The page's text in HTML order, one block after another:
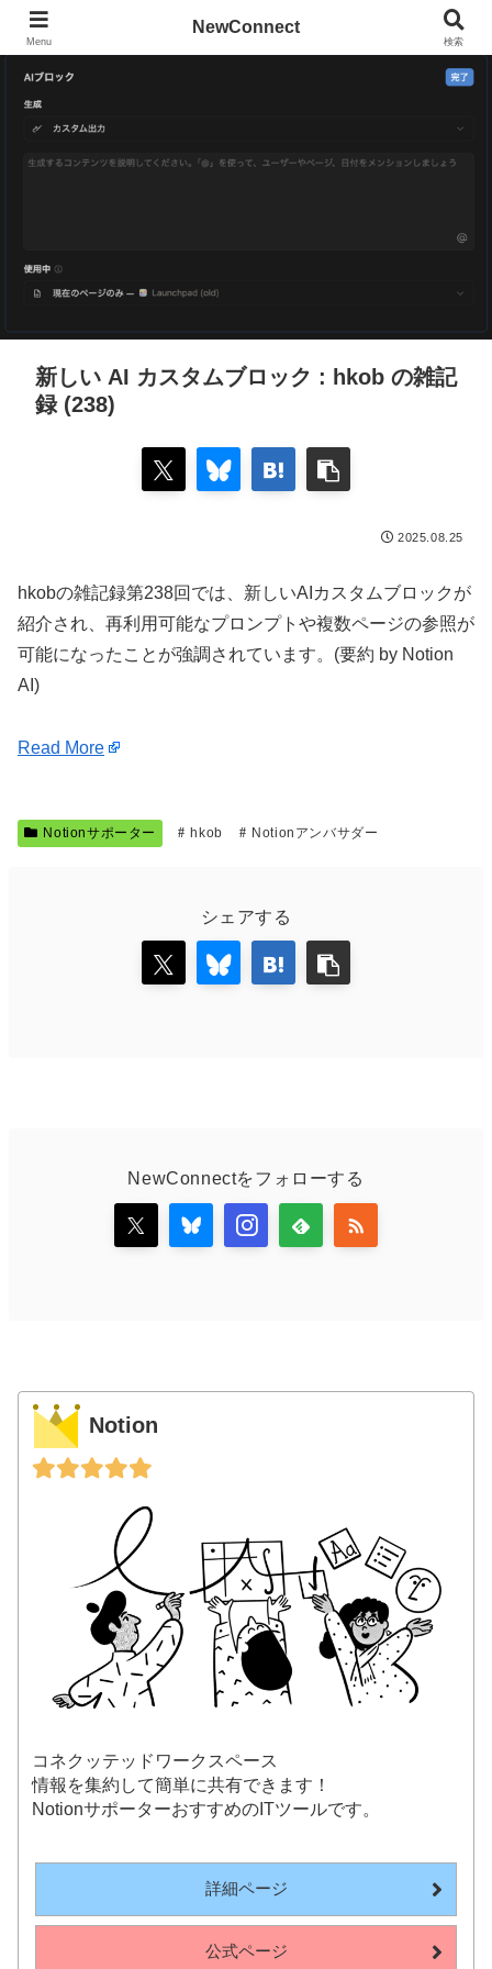
新しい AI カスタムブロック : hkob の雑記
録 (238)
2025.08.25
hkobの雑記録第238回では、新しいAIカスタムブロックが
紹介され、再利用可能なプロンプトや複数ページの参照が
可能になったことが強調されています。(要約 by Notion
AI)
Read More
Notionサポーター hkob Notionアンバサダー
シェアする
NewConnectをフォローする
Notion
コネクッテッドワークスペース
情報を集約して簡単に共有できます！
NotionサポーターおすすめのITツールです。
詳細ページ
公式ページ
Menu
NewConnect
検索